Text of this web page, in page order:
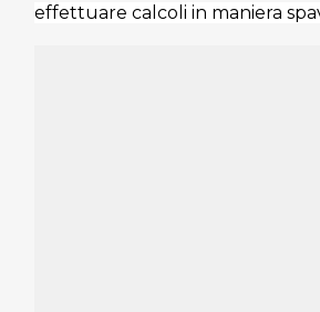
effettuare calcoli in maniera